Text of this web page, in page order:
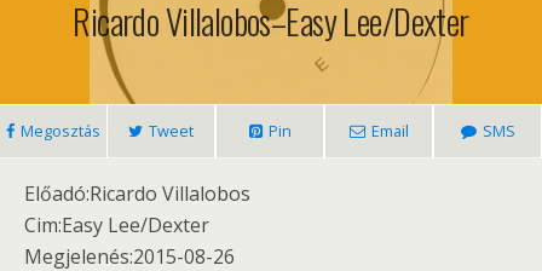
Ricardo Villalobos–Easy Lee/Dexter
Megosztás Tweet Pin Email SMS
Előadó:Ricardo Villalobos
Cim:Easy Lee/Dexter
Megjelenés:2015-08-26